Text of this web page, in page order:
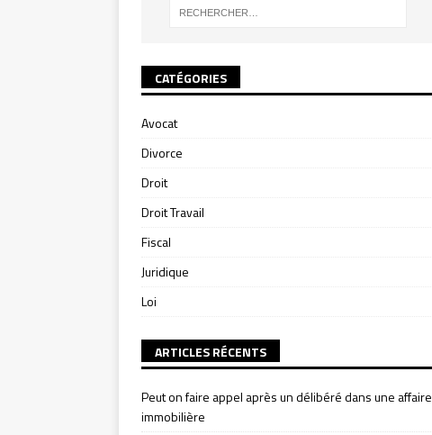
CATÉGORIES
Avocat
Divorce
Droit
Droit Travail
Fiscal
Juridique
Loi
ARTICLES RÉCENTS
Peut on faire appel après un délibéré dans une affaire
immobilière